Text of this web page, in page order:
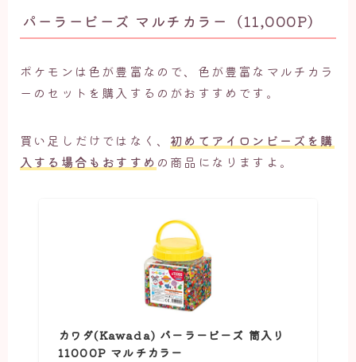
パーラービーズ マルチカラー（11,000P）
ポケモンは色が豊富なので、色が豊富なマルチカラ
ーのセットを購入するのがおすすめです。
買い足しだけではなく、 初めてアイロンビーズを購
入する場合もおすすめ の商品になりますよ。
カワダ(Kawada) パーラービーズ 筒入り
11000P マルチカラー